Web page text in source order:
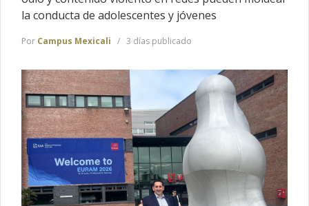
la conducta de adolescentes y jóvenes
Por Campus Mexicali 3 días publicado